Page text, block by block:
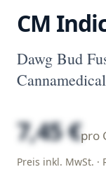
CM
Dawg Bud
7,45 €pro
Preis inkl. MwSt.